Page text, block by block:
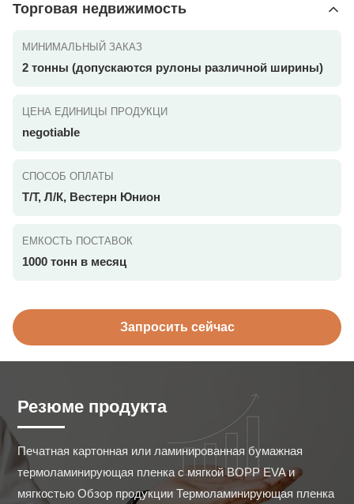
Торговая недвижимость
МИНИМАЛЬНЫЙ ЗАКАЗ
2 тонны (допускаются рулоны различной ширины)
ЦЕНА ЕДИНИЦЫ ПРОДУКЦИ
negotiable
СПОСОБ ОПЛАТЫ
Т/Т, Л/К, Вестерн Юнион
ЕМКОСТЬ ПОСТАВОК
1000 тонн в месяц
Запросить сейчас
Резюме продукта
Печатная картонная или ламинированная бумажная
термоламинирующая пленка с мягкой BOPP EVA и
мягкостью Обзор продукции Термоламинирующая пленка